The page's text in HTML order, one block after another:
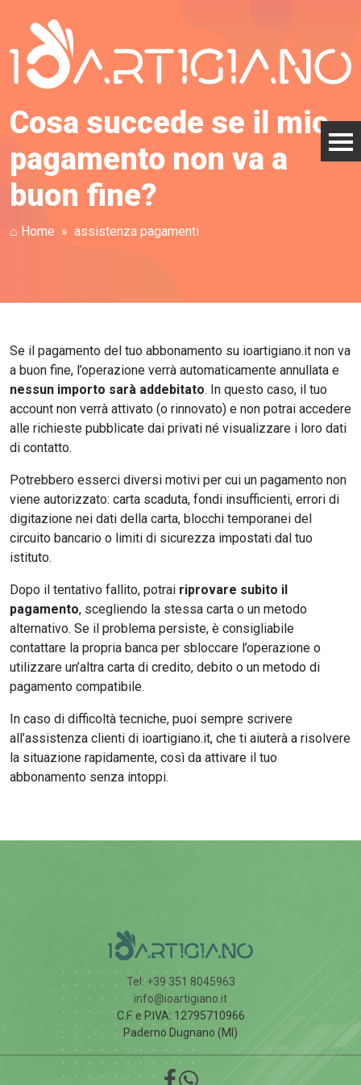
Cosa succede se il mio
pagamento non va a
buon fine?
⌂ Home assistenza pagamenti
Se il pagamento del tuo abbonamento su ioartigiano.it non va
a buon fine, l’operazione verrà automaticamente annullata e
nessun importo sarà addebitato. In questo caso, il tuo
account non verrà attivato (o rinnovato) e non potrai accedere
alle richieste pubblicate dai privati né visualizzare i loro dati
di contatto.
Potrebbero esserci diversi motivi per cui un pagamento non
viene autorizzato: carta scaduta, fondi insufficienti, errori di
digitazione nei dati della carta, blocchi temporanei del
circuito bancario o limiti di sicurezza impostati dal tuo
istituto.
Dopo il tentativo fallito, potrai riprovare subito il
pagamento, scegliendo la stessa carta o un metodo
alternativo. Se il problema persiste, è consigliabile
contattare la propria banca per sbloccare l’operazione o
utilizzare un’altra carta di credito, debito o un metodo di
pagamento compatibile.
In caso di difficoltà tecniche, puoi sempre scrivere
all’assistenza clienti di ioartigiano.it, che ti aiuterà a risolvere
la situazione rapidamente, così da attivare il tuo
abbonamento senza intoppi.
Tel: +39 351 8045963
info@ioartigiano.it
C.F. e P.IVA: 12795710966
Paderno Dugnano (MI)